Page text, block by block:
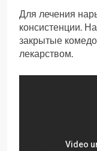
Для лечения
консистенции.
закрытые
лекарством.